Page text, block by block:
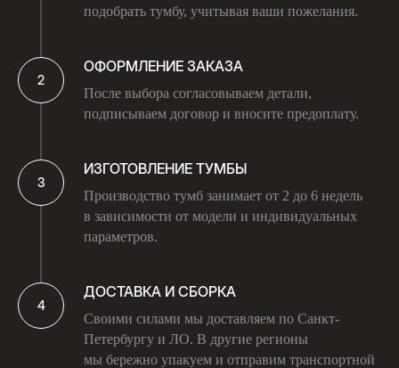
подобрать тумбу, учитывая ваши пожелания.
ОФОРМЛЕНИЕ ЗАКАЗА
После выбора согласовываем детали,
подписываем договор и вносите предоплату.
ИЗГОТОВЛЕНИЕ ТУМБЫ
Производство тумб занимает от 2 до 6 недель
в зависимости от модели и индивидуальных
параметров.
ДОСТАВКА И СБОРКА
Своими силами мы доставляем по Санкт-
Петербургу и ЛО. В другие регионы
мы бережно упакуем и отправим транспортной